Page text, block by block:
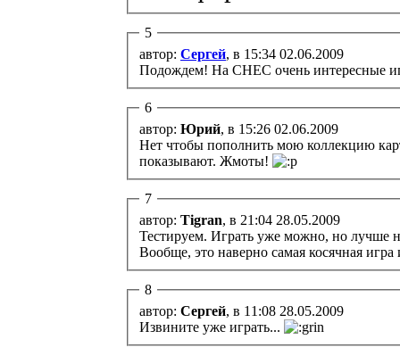
5
автор: Сергей, в 15:34 02.06.2009
Подождем! На СНЕС очень интересные
6
автор: Юрий, в 15:26 02.06.2009
Нет чтобы пополнить мою коллекцию
показывают. Жмоты!
7
автор: Tigran, в 21:04 28.05.2009
Тестируем. Играть уже можно, но лучше
Вообще, это наверно самая косячная игра
8
автор: Сергей, в 11:08 28.05.2009
Извините уже играть...